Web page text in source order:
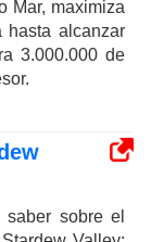
Mar, maximiza
hasta alcanzar
3.000.000 de
sobre el